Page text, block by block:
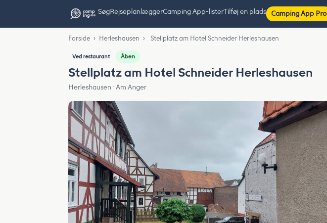
SøgRejseplanlæggerCamping App-listerTilføj en plads Camping App Pro
Forside › Herleshausen › Stellplatz am Hotel Schneider Herleshausen
Ved restaurant Åben
Stellplatz am Hotel Schneider Herleshausen
Herleshausen · Am Anger